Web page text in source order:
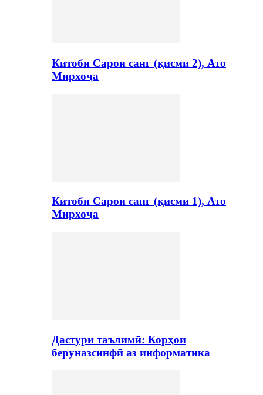
Китоби Сарои санг (қисми 2), Ато
Мирхоҷа
Китоби Сарои санг (қисми 1), Ато
Мирхоҷа
Дастури таълимӣ: Корҳои
беруназсинфӣ аз информатика